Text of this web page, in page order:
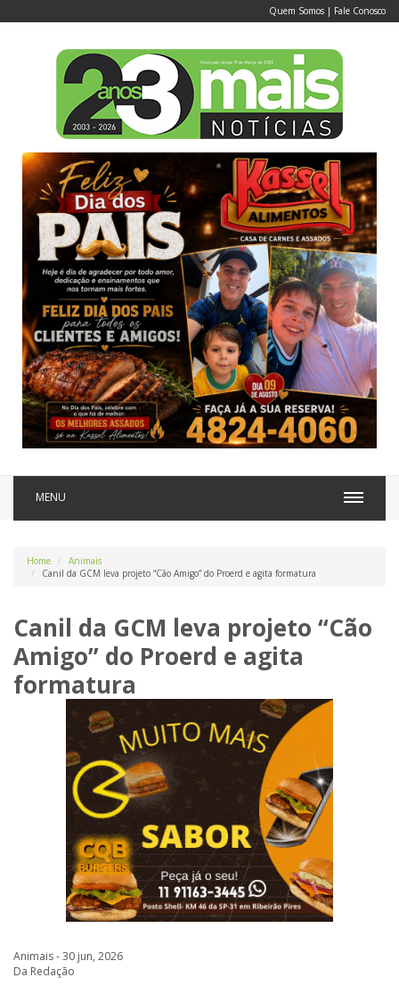
Quem Somos | Fale Conosco
MENU
Home
Animais
Canil da GCM leva projeto “Cão Amigo” do Proerd e agita formatura
Canil da GCM leva projeto “Cão
Amigo” do Proerd e agita
formatura
Animais - 30 jun, 2026
Da Redação